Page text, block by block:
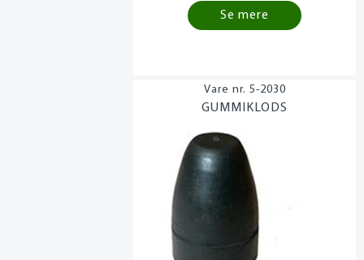
Se mere
5-2030
GUMMIKLODS